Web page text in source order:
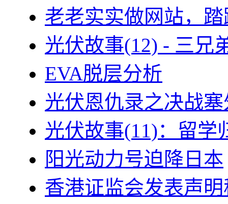
老老实实做网站，
光伏故事(12) - 三兄
EVA脱层分析
光伏恩仇录之决战
光伏故事(11)：留学
阳光动力号迫降日本
香港证监会发表声